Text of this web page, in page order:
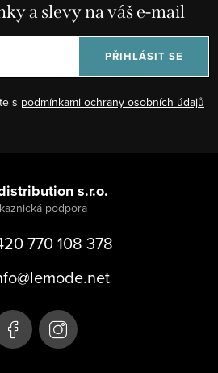
a slevy na váš e-mail
s podmínkami ochrany osobních údajů
PŘIHLÁSIT SE
s.r.o.
770 108 378
@lemode.net